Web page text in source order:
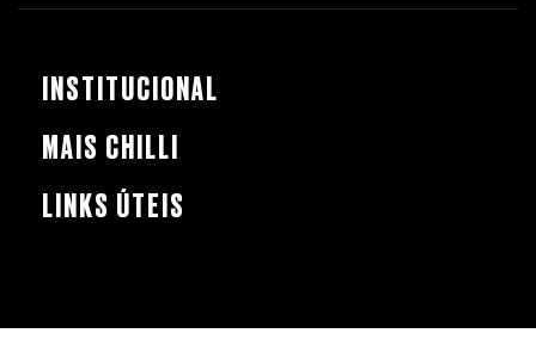
INSTITUCIONAL
MAIS CHILLI
LINKS ÚTEIS